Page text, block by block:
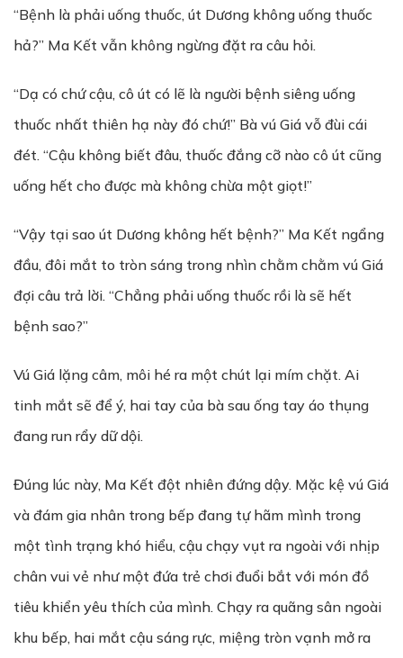
“Bệnh là phải uống thuốc, út Dương không uống thuốc
hả?” Ma Kết vẫn không ngừng đặt ra câu hỏi.
“Dạ có chứ cậu, cô út có lẽ là người bệnh siêng uống
thuốc nhất thiên hạ này đó chứ!” Bà vú Giá vỗ đùi cái
đét. “Cậu không biết đâu, thuốc đắng cỡ nào cô út cũng
uống hết cho được mà không chừa một giọt!”
“Vậy tại sao út Dương không hết bệnh?” Ma Kết ngẩng
đầu, đôi mắt to tròn sáng trong nhìn chằm chằm vú Giá
đợi câu trả lời. “Chẳng phải uống thuốc rồi là sẽ hết
bệnh sao?”
Vú Giá lặng câm, môi hé ra một chút lại mím chặt. Ai
tinh mắt sẽ để ý, hai tay của bà sau ống tay áo thụng
đang run rẩy dữ dội.
Đúng lúc này, Ma Kết đột nhiên đứng dậy. Mặc kệ vú Giá
và đám gia nhân trong bếp đang tự hãm mình trong
một tình trạng khó hiểu, cậu chạy vụt ra ngoài với nhịp
chân vui vẻ như một đứa trẻ chơi đuổi bắt với món đồ
tiêu khiển yêu thích của mình. Chạy ra quãng sân ngoài
khu bếp, hai mắt cậu sáng rực, miệng tròn vạnh mở ra